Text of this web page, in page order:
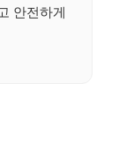
안전하게